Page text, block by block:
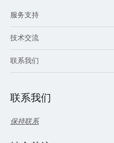
服务支持
技术交流
联系我们
联系我们
保持联系